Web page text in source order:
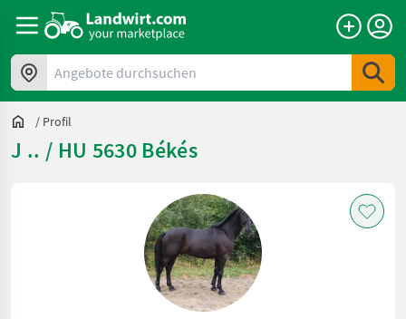
Angebote durchsuchen
/ Profil
J .. / HU 5630 Békés